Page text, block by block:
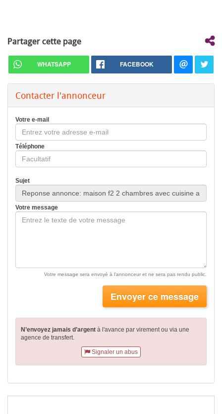
Partager cette page
WHATSAPP FACEBOOK
Contacter l'annonceur
Votre e-mail
Téléphone
Sujet
Votre message
Votre message sera envoyé à l'annonceur et ne sera pas rendu public.
Envoyer ce message
N’envoyez jamais d’argent à l'avance par virementou via une
agence de transfert.
Signaler un abus